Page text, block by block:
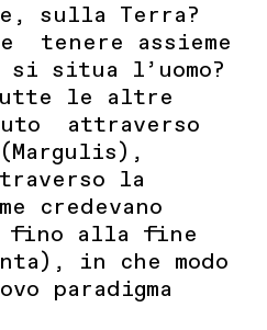
sulla Terra?
tenere assieme
situa l’uomo?
tutte le altre
attraverso
la
credevano
fino alla fine
in che modo
paradigma